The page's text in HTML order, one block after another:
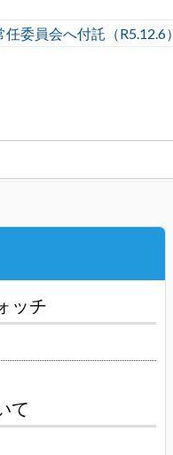
委員会へ付託（R5.12.6）
ッチ
て